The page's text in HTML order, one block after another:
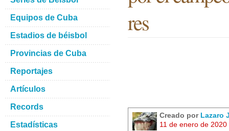
res
Creado por Lazaro
11 de enero de
Equipos de Cuba
Estadios de béisbol
Provincias de Cuba
Reportajes
Artículos
Records
Estadísticas